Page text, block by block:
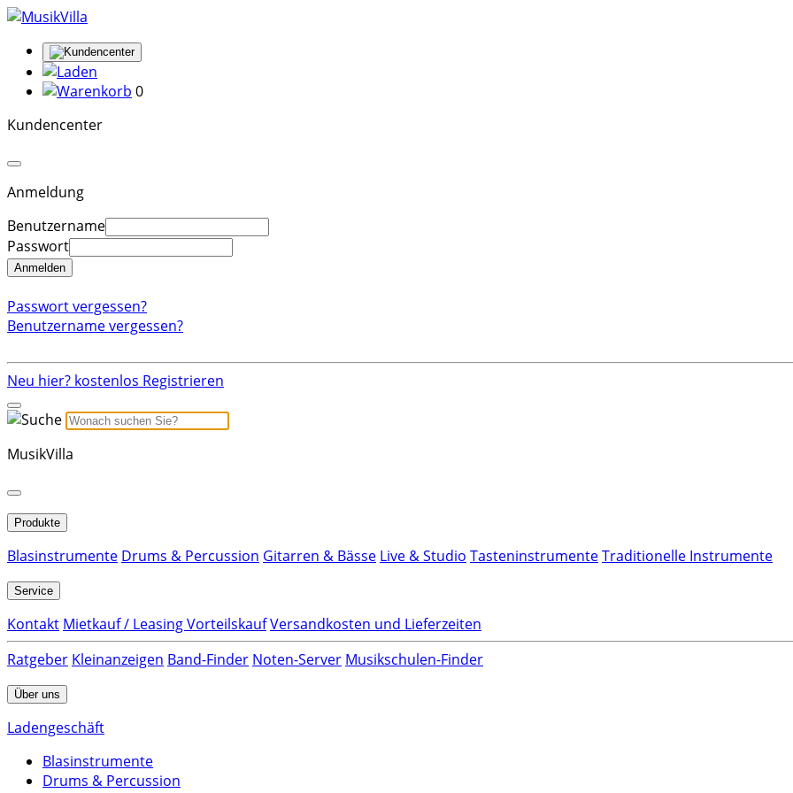
0
Kundencenter
Anmeldung
Benutzername
Passwort
Anmelden
Passwort vergessen?
Benutzername vergessen?
Neu hier? kostenlos Registrieren
MusikVilla
Produkte
Blasinstrumente Drums & Percussion Gitarren & Bässe Live & Studio TasteninstrumenteTraditionelle Instrumente
Service
Kontakt Mietkauf / Leasing VorteilskaufVersandkosten und Lieferzeiten
Ratgeber Kleinanzeigen Band-Finder Noten-Server Musikschulen-Finder
Über uns
Ladengeschäft
Blasinstrumente
Drums & Percussion